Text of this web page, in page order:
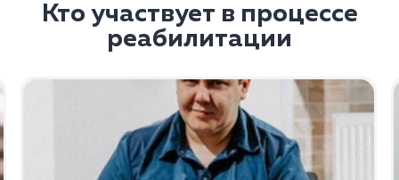
Кто участвует в процессе
реабилитации